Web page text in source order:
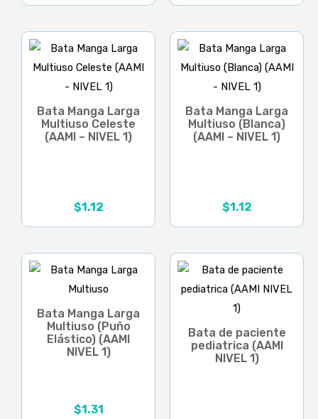
Bata Manga Larga
Multiuso Celeste
(AAMI – NIVEL 1)
$1.12
Bata Manga Larga
Multiuso (Blanca)
(AAMI – NIVEL 1)
$1.12
Bata Manga Larga
Multiuso (Puño
Elástico) (AAMI
NIVEL 1)
$1.31
Bata de paciente
pediatrica (AAMI
NIVEL 1)